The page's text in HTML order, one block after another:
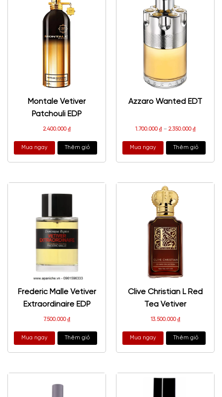
Montale Vetiver
Patchouli EDP
2.400.000₫
Mua ngay Thêm giỏ
Azzaro Wanted EDT
1.700.000₫– 2.350.000₫
Mua ngay Thêm giỏ
Frederic Malle Vetiver
Extraordinaire EDP
7.500.000₫
Mua ngay Thêm giỏ
Clive Christian L Red
Tea Vetiver
13.500.000₫
Mua ngay Thêm giỏ